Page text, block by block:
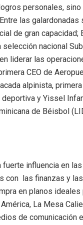
personales,
las
de gran
nacional
liderar las
CEO de
alpinista,
y Yissel
de Béisbol
fuerte influencia en
con las finanzas y
en planos ideales
La Mesa
de comunicación